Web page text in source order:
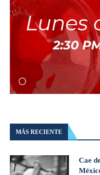
MÁS RECIENTE
Cae